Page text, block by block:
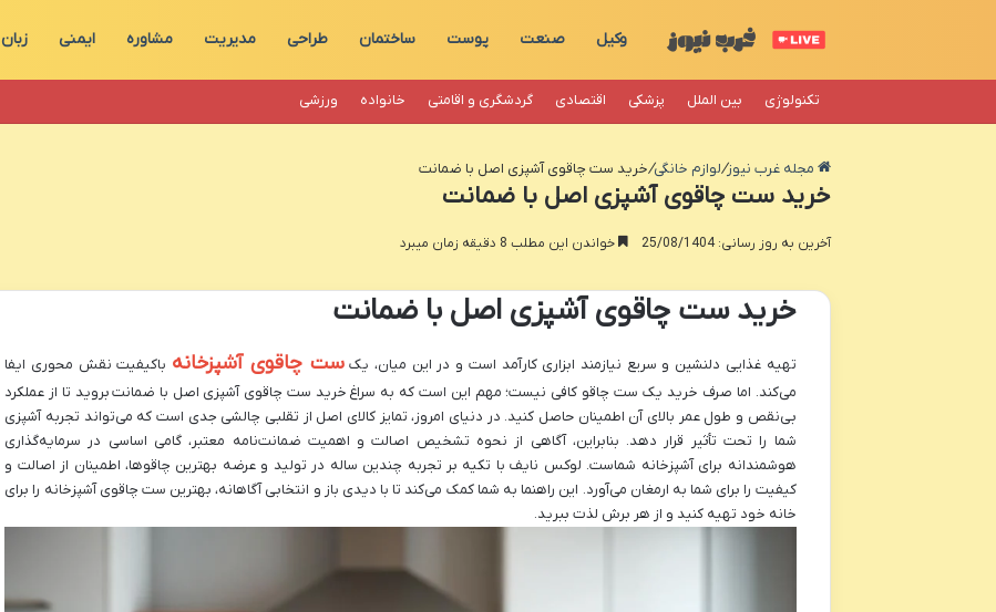
وکیل صنعت پوست ساختمان طراحی مدیریت مشاوره ایمنی زبان
تکنولوژی بین الملل پزشکی اقتصادی گردشگری و اقامتی خانواده ورزشی
مجله غرب نیوز/لوازم خانگی/خرید ست چاقوی آشپزی اصل با ضمانت
خرید ست چاقوی آشپزی اصل با ضمانت
آخرین به روز رسانی: 25/08/1404 خواندن این مطلب 8 دقیقه زمان میبرد
خرید ست چاقوی آشپزی اصل با ضمانت
تهیه غذایی دلنشین و سریع نیازمند ابزاری کارآمد است و در این میان، یکست چاقوی آشپزخانه باکیفیت نقش محوری ایفا
می‌کند. اما صرف خرید یک ست چاقو کافی نیست؛ مهم این است که به سراغ خرید ست چاقوی آشپزی اصل با ضمانتبروید تا از عملکرد
بی‌نقص و طول عمر بالای آن اطمینان حاصل کنید. در دنیای امروز، تمایز کالای اصل از تقلبی چالشی جدی است که می‌تواند تجربه آشپزی
شما را تحت تأثیر قرار دهد. بنابراین، آگاهی از نحوه تشخیص اصالت و اهمیت ضمانت‌نامه معتبر، گامی اساسی در سرمایه‌گذاری
هوشمندانه برای آشپزخانه شماست. لوکس نایف با تکیه بر تجربه چندین ساله در تولید و عرضه بهترین چاقوها، اطمینان از اصالت و
کیفیت را برای شما به ارمغان می‌آورد. این راهنما به شما کمک می‌کند تا با دیدی باز و انتخابی آگاهانه، بهترین ست چاقوی آشپزخانه را برای
خانه خود تهیه کنید و از هر برش لذت ببرید.